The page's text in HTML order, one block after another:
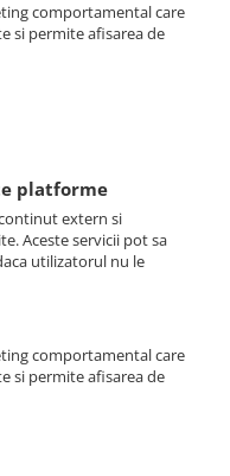
comportamental care
si permite afisarea de
platforme
extern si
Aceste servicii pot sa
utilizatorul nu le
comportamental care
si permite afisarea de